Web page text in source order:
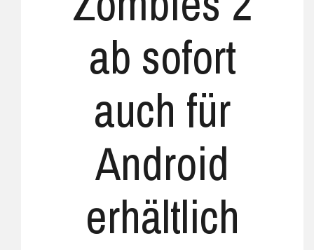
ab sofort
auch für
Android
erhältlich